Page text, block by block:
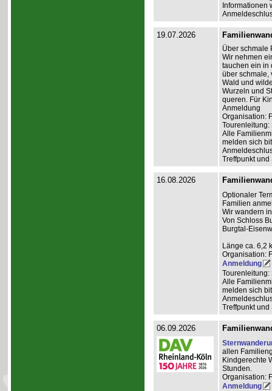
Informationen
19.07.2026
Über schmale
Wir nehmen
tauchen ein in
über schmale,
Wald und
Wurzeln und
queren. Für
Anmeldung
Organisation:
Tourenleitung:
Alle
melden sich
Treffpunkt und
16.08.2026
Optionaler
Familien
Wir wandern
Von Schloss
Burgtal-
Länge ca. 6,2
Organisation:
Anmeldung
Tourenleitung:
Alle
melden sich
Treffpunkt und
06.09.2026
allen
Kindgerechte
Stunden.
Organisation:
Anmeldung